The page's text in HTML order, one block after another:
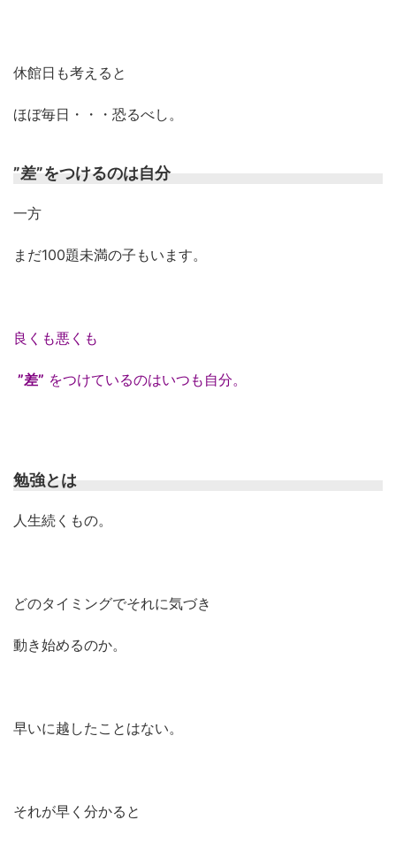
休館日も考えると
ほぼ毎日・・・恐るべし。
”差”をつけるのは自分
一方
まだ100題未満の子もいます。
良くも悪くも
”差” をつけているのはいつも自分。
勉強とは
人生続くもの。
どのタイミングでそれに気づき
動き始めるのか。
早いに越したことはない。
それが早く分かると